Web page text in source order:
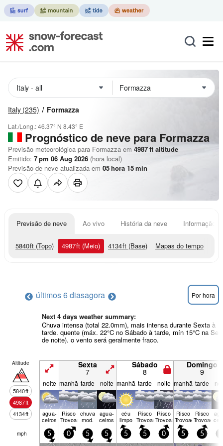
Italy (235) Formazza
Lat./Long.:46.37° N 8.43° E
Prognóstico de neve para Formazza
Previsão meteorológica para Formazza em 4987ft altitude
Emitido: 7 pm 06 Aug 2026 (hora local)
Previsão de neve atualizada em 05hora 15min
Previsão de neve Ao vivo História da neve Informação
5840ft (Topo) 4987ft (Meio) 4134ft (Base) Mapas do tempo
últimos 6 diasagora Por hora
Next 4 days weather summary:
Chuva intensa (total 22.0mm), mais intensa durante Sexta à
tarde. quente (máx. 22°C no Sábado à tarde, mín 15°C na
de noite). o vento será geralmente fraco.
Altitude
5840ft
4987ft
4134ft
Sexta
7
Sábado
8
Domingo
9
noite manhã tarde noite manhã tarde noite manhã tarde
agua­
ceiros
Risco
Trovoada
chuva
mod.
agua­
ceiros
céu
limpo
Risco
Trovoada
Risco
Trovoada
Risco
Trovoada
Risco
Trovoada
mph 5 0 5 5 5 5 0 5 5